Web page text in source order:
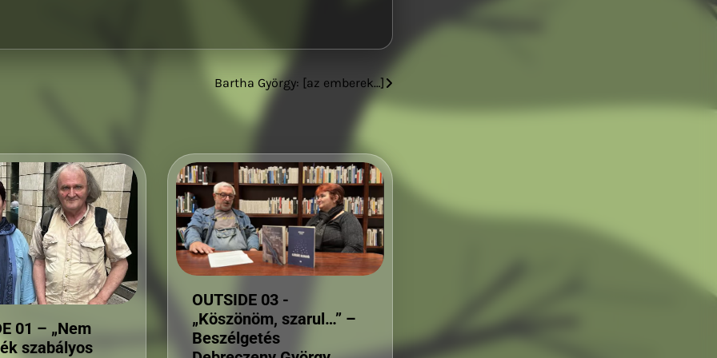
Bartha György: [az emberek…]
01 – „Nem
szabályos
OUTSIDE 03 -
„Köszönöm, szarul…” –
Beszélgetés